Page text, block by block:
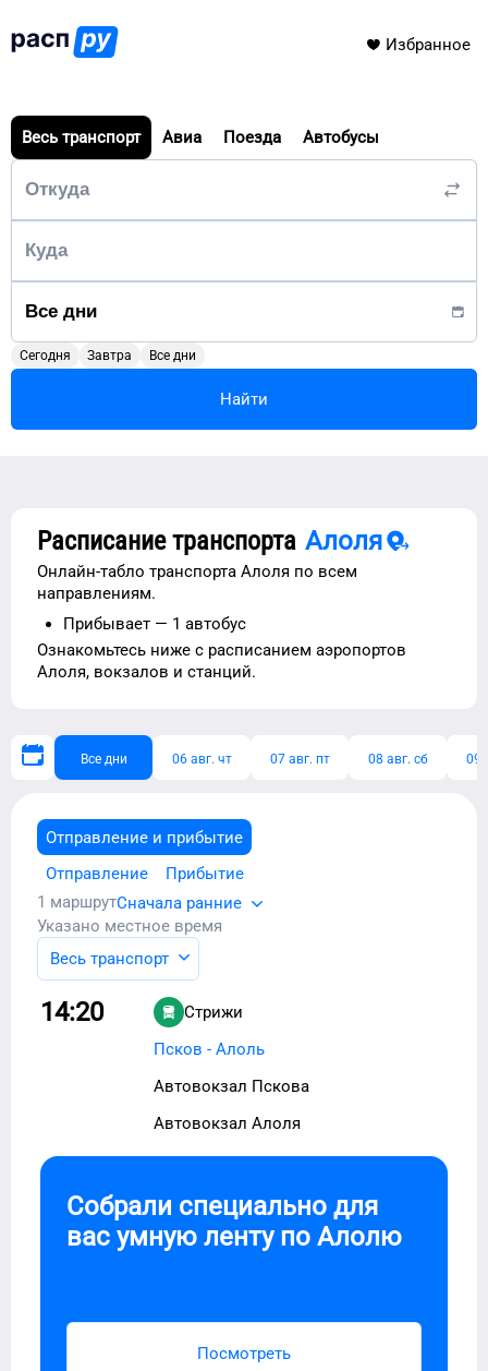
Избранное
Весь транспорт Авиа Поезда Автобусы
Сегодня Завтра Все дни
Найти
Расписание транспорта Алоля
Онлайн-табло транспорта Алоля по всем
направлениям.
Прибывает — 1 автобус
Ознакомьтесь ниже с расписанием аэропортов
Алоля, вокзалов и станций.
Все дни 06 авг. чт 07 авг. пт 08 авг. сб 09
Отправление и прибытие
Отправление
Прибытие
1 маршрутСначала ранние
Указано местное время
Весь транспорт
14:20
Стрижи
Псков - Алоль
Автовокзал Пскова
Автовокзал Алоля
Собрали специально для
вас умную ленту по Алолю
Посмотреть